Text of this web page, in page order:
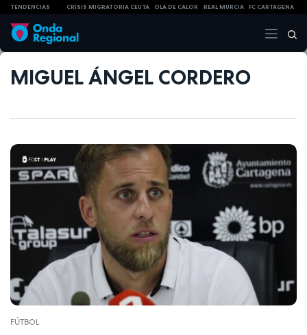
TENDENCIAS CRISIS MIGRATORIA CEUTA OLA DE CALOR REAL MURCIA FC CARTAGENA
MIGUEL ÁNGEL CORDERO
FÚTBOL